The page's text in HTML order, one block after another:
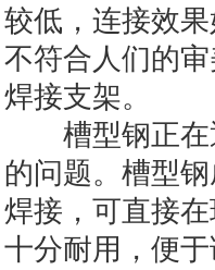
较低，连接效
不符合人们的
焊接支架。
槽型钢正在
的问题。槽型
焊接，可直接
十分耐用，便